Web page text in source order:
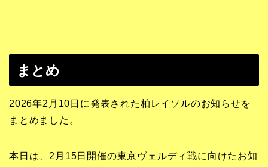
まとめ
2026年2月10日に発表された柏レイソルのお知らせを
まとめました。
本日は、2月15日開催の東京ヴェルディ戦に向けたお知